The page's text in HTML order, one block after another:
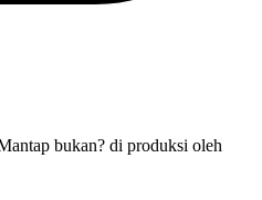
bukan? di produksi oleh